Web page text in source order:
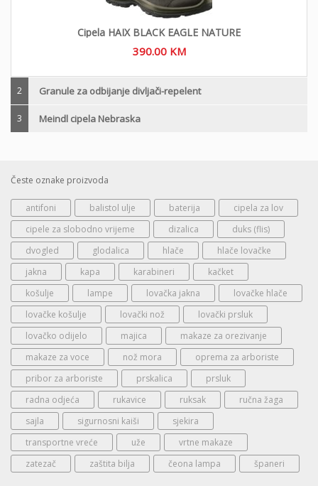
Cipela HAIX BLACK EAGLE NATURE
390.00 KM
2 Granule za odbijanje divljači-repelent
3 Meindl cipela Nebraska
Česte oznake proizvoda
antifoni balistol ulje baterija
cipela za lov
cipele za slobodno vrijeme
dizalica
duks (flis)
dvogled
glodalica hlače
hlače lovačke
jakna
kapa karabineri
kačket
košulje
lampe lovačka jakna
lovačke hlače
lovačke košulje
lovački nož
lovački prsluk
lovačko odijelo
majica
makaze za orezivanje
makaze za voce
nož mora
oprema za arboriste
pribor za arboriste
prskalica
prsluk
radna odjeća
rukavice ruksak
ručna žaga
sajla
sigurnosni kaiši
sjekira
transportne vreće
uže
vrtne makaze
zatezač
zaštita bilja čeona lampa španeri